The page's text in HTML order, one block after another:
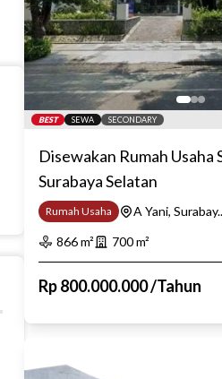
BEST SEWA SECONDARY
Disewakan Rumah Usaha
Surabaya Selatan
Rumah Usaha
A Yani,
866m² 700m²
Rp800.000.000/Tahun